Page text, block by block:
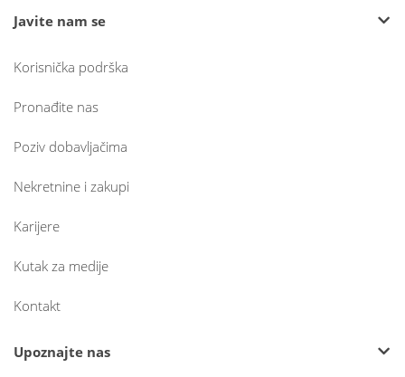
Javite nam se
Korisnička podrška
Pronađite nas
Poziv dobavljačima
Nekretnine i zakupi
Karijere
Kutak za medije
Kontakt
Upoznajte nas